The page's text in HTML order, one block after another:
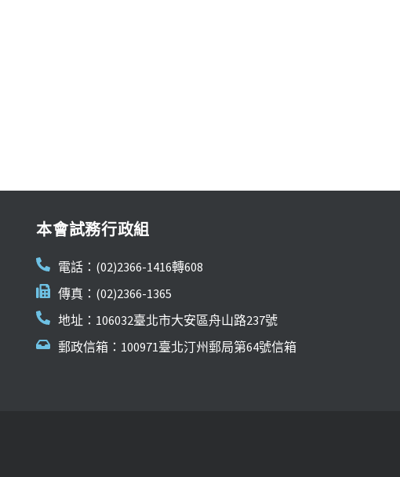
本會試務行政組
電話：(02)2366-1416轉608
傳真：(02)2366-1365
地址：106032臺北市大安區舟山路237號
郵政信箱：100971臺北汀州郵局第64號信箱